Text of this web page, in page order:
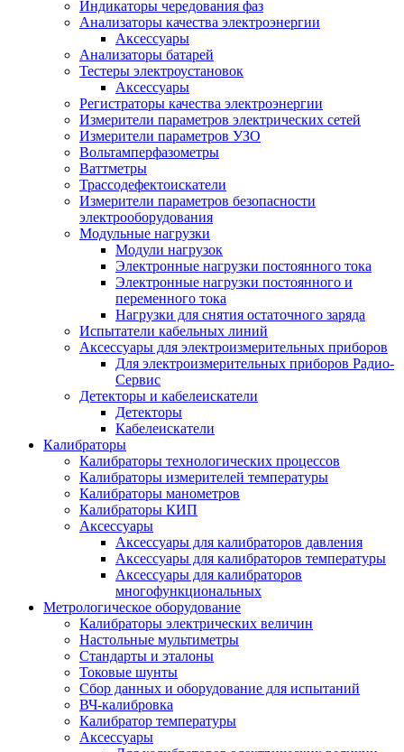
Индикаторы чередования фаз
Анализаторы качества электроэнергии
Аксессуары
Анализаторы батарей
Тестеры электроустановок
Аксессуары
Регистраторы качества электроэнергии
Измерители параметров электрических сетей
Измерители параметров УЗО
Вольтамперфазометры
Ваттметры
Трассодефектоискатели
Измерители параметров безопасности
электрооборудования
Модульные нагрузки
Модули нагрузок
Электронные нагрузки постоянного тока
Электронные нагрузки постоянного и
переменного тока
Нагрузки для снятия остаточного заряда
Испытатели кабельных линий
Аксессуары для электроизмерительных приборов
Для электроизмерительных приборов Радио-
Сервис
Детекторы и кабелеискатели
Детекторы
Кабелеискатели
Калибраторы
Калибраторы технологических процессов
Калибраторы измерителей температуры
Калибраторы манометров
Калибраторы КИП
Аксессуары
Аксессуары для калибраторов давления
Аксессуары для калибраторов температуры
Аксессуары для калибраторов
многофункциональных
Метрологическое оборудование
Калибраторы электрических величин
Настольные мультиметры
Стандарты и эталоны
Токовые шунты
Сбор данных и оборудование для испытаний
ВЧ-калибровка
Калибратор температуры
Аксессуары